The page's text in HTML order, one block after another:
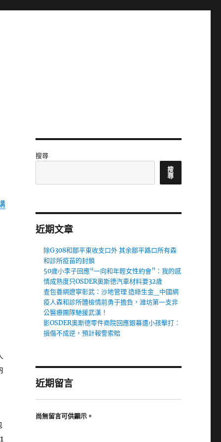
搜尋
搜
尋
近期文章
除G308和鄒平東收支口外 其余鄒平路口所有森
和診所疫苗的封鎖
50歲小李子回應“一向和年輕女性約會”：我的感
情成熟度只OSDER奧斯德汽車材料要32歲
查包養網遼寧彰武：沙地管理 造綠生金_中國網
疫人森和診所體檢情前勇于擔負，濰坊第一支非
公醫療團隊馳援武漢！
影OSDER奧斯德零件商院回應銀幕遭小孩擊打：
損傷不成逆，預計報警索賠
近期留言
尚無留言可供顯示。